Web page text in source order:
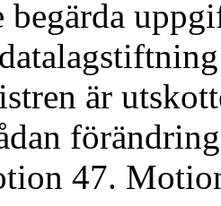
begärda
är
47.